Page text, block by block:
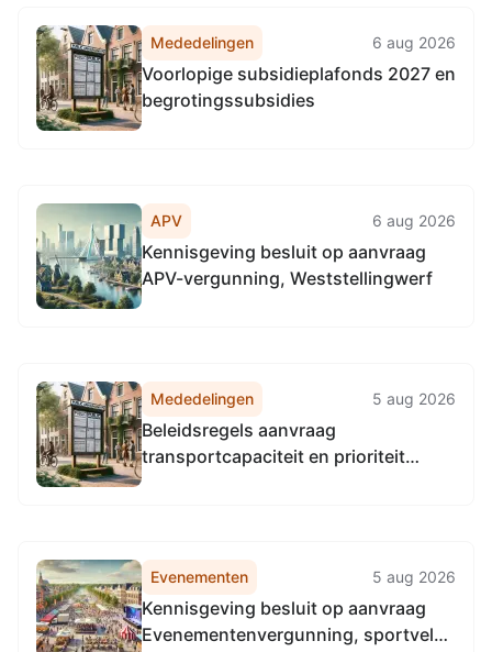
Mededelingen 6 aug 2026
Voorlopige subsidieplafonds 2027 en
begrotingssubsidies
APV 6 aug 2026
Kennisgeving besluit op aanvraag
APV-vergunning, Weststellingwerf
Mededelingen 5 aug 2026
Beleidsregels aanvraag
transportcapaciteit en prioriteit
Evenementen 5 aug 2026
Kennisgeving besluit op aanvraag
Evenementenvergunning, sportveld